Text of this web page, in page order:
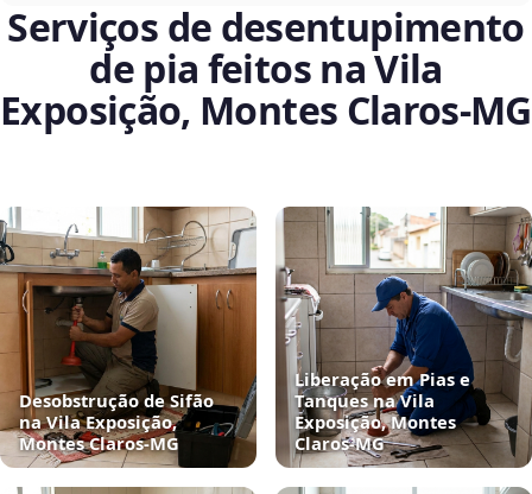
Serviços de desentupimento
de pia feitos na Vila
Exposição, Montes Claros‑MG
Desobstrução de Sifão
na Vila Exposição,
Montes Claros‑MG
Liberação em Pias e
Tanques na Vila
Exposição, Montes
Claros‑MG